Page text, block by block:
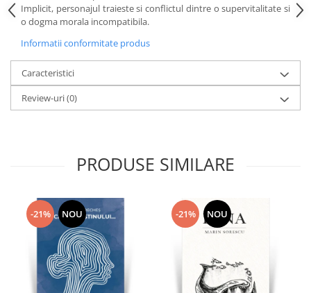
Implicit, personajul traieste si conflictul dintre o supervitalitate si
o dogma morala incompatibila.
Informatii conformitate produs
Caracteristici
Review-uri(0)
PRODUSE SIMILARE
-21% NOU -21% NOU